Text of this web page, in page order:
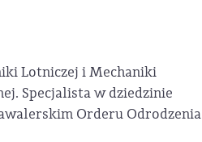
Lotniczej i Mechaniki
Specjalista w dziedzinie
Orderu Odrodzenia